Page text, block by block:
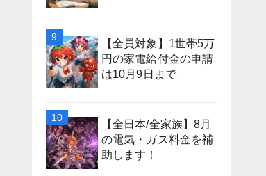
【全員対象】1世帯5万
円の家電給付金の申請
は10月9日まで
【全日本/全家族】8月
の電気・ガス料金を補
助します！